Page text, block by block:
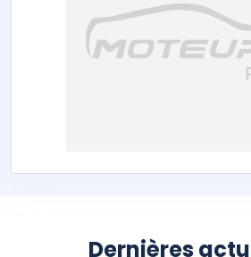
Dernières